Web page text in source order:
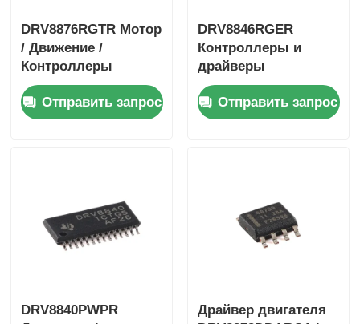
DRV8876RGTR Мотор
/ Движение /
Контроллеры
зажигания и
драйверы 40-V 3.5-A
H-мостовой Драйвер
Отправить запрос
DRV8846RGER
Контроллеры и
драйверы
двигателей /
движения /
зажигания 1,4А
Отправить запрос
DRV8840PWPR
Драйвер двигателя